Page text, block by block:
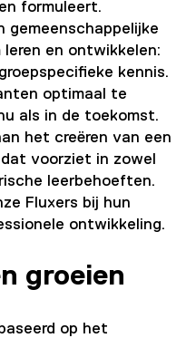
formuleert.
gemeenschappelijke
en ontwikkelen:
kennis.
optimaal te
als in de toekomst.
het creëren van een
voorziet in zowel
leerbehoeften.
Fluxers bij hun
ontwikkeling.
groeien
op het